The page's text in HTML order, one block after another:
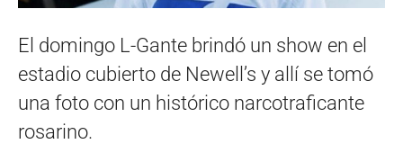
El domingo L-Gante brindó un show en el
estadio cubierto de Newell’s y allí se tomó
una foto con un histórico narcotraficante
rosarino.